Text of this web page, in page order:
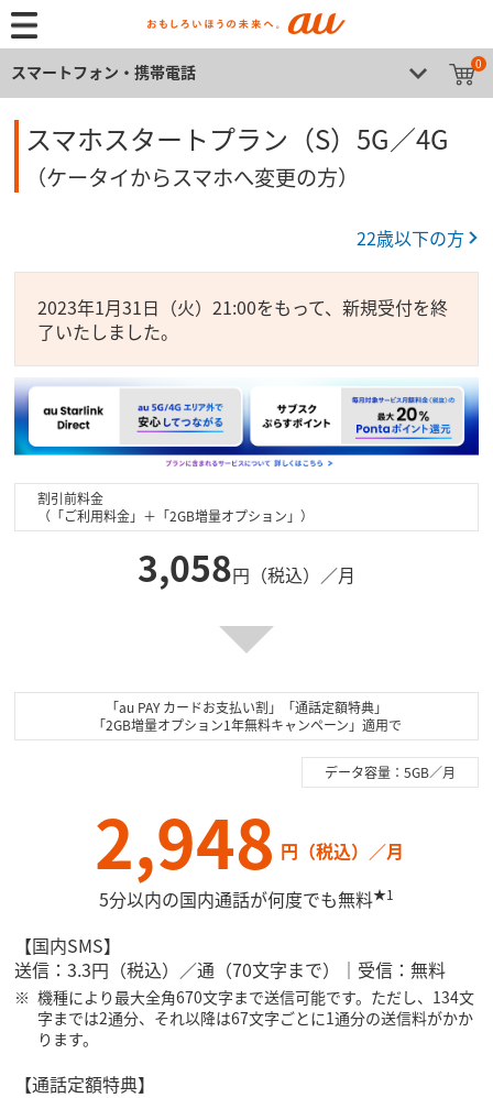
スマートフォン・携帯電話 0
スマホスタートプラン（S）5G／4G
（ケータイからスマホへ変更の方）
22歳以下の方
2023年1月31日（火）21:00をもって、新規受付を終
了いたしました。
割引前料金
（「ご利用料金」＋「2GB増量オプション」）
3,058円（税込）／月
「au PAY カードお支払い割」「通話定額特典」
「2GB増量オプション1年無料キャンペーン」適用で
データ容量：5GB／月
2,948 円（税込）／月
5分以内の国内通話が何度でも無料★1
【国内SMS】
送信：3.3円（税込）／通（70文字まで）｜受信：無料
機種により最大全角670文字まで送信可能です。ただし、134文
字までは2通分、それ以降は67文字ごとに1通分の送信料がかか
ります。
【通話定額特典】